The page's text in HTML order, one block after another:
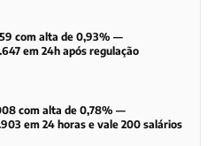
com alta de 0,93% —
em 24h após regulação
com alta de 0,78% —
em 24 horas e vale 200 salários